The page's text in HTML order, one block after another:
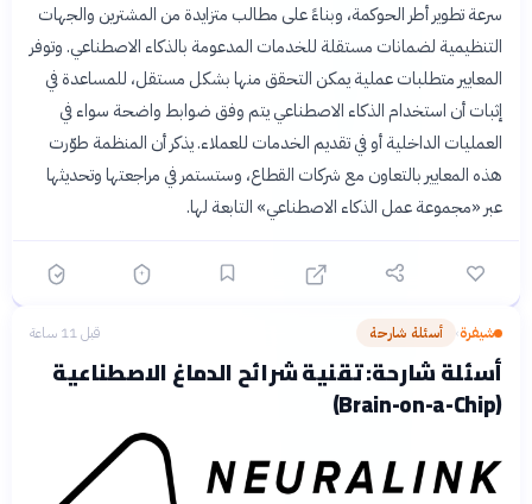
سرعة تطوير أطر الحوكمة، وبناءً على مطالب متزايدة من المشترين والجهات
التنظيمية لضمانات مستقلة للخدمات المدعومة بالذكاء الاصطناعي. وتوفر
المعايير متطلبات عملية يمكن التحقق منها بشكل مستقل، للمساعدة في
إثبات أن استخدام الذكاء الاصطناعي يتم وفق ضوابط واضحة سواء في
العمليات الداخلية أو في تقديم الخدمات للعملاء. يذكر أن المنظمة طوّرت
هذه المعايير بالتعاون مع شركات القطاع، وستستمر في مراجعتها وتحديثها
عبر «مجموعة عمل الذكاء الاصطناعي» التابعة لها.
شيفرة› أسئلة شارحة قبل 11 ساعة
أسئلة شارحة: تقنية شرائح الدماغ الاصطناعية
(Brain-on-a-Chip)